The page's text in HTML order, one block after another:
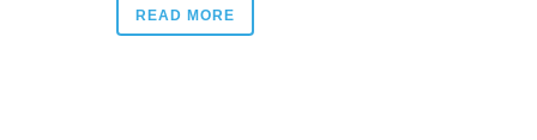
READ MORE